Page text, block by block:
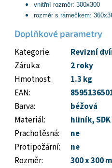
vnitřní rozměr: 300x300
rozměr s rámečkem:
Doplňkové parametry
Kategorie:
Revizní
Záruka:
2 roky
Hmotnost:
1.3 kg
EAN:
Barva:
béžová
Materiál: hliník,SDK
Prachotěsná:
ne
Protipožární:
ne
Rozměr:
300 x 300